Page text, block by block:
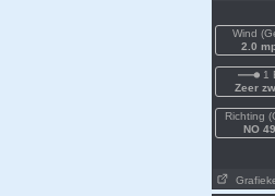
Wind
2.0
1
Zeer
Richting
NO